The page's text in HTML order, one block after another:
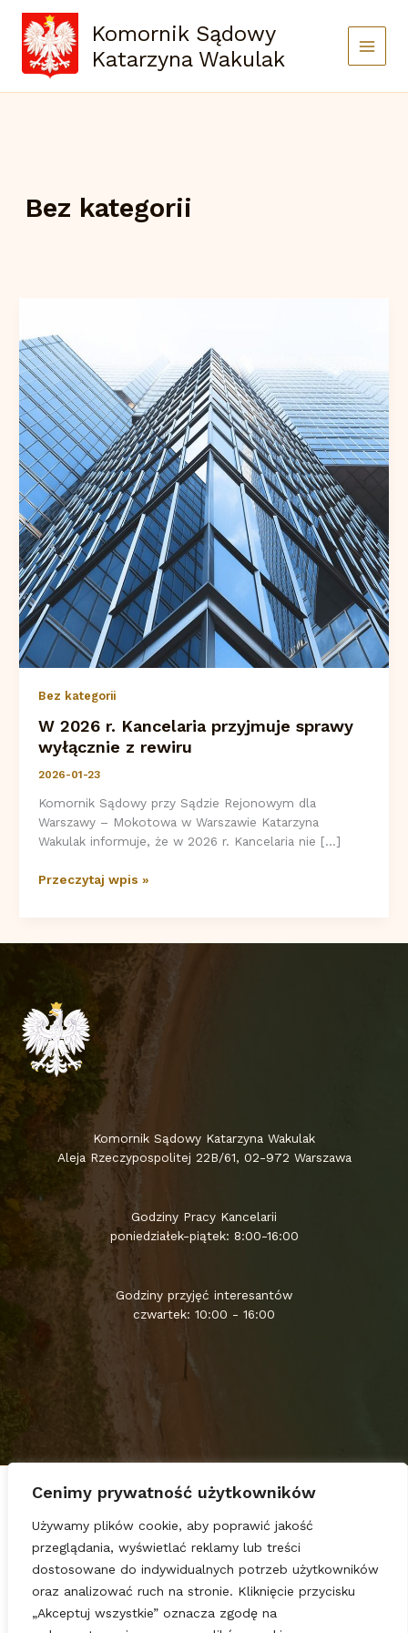
Cenimy prywatność użytkowników
Używamy plików cookie, aby poprawić jakość
przeglądania, wyświetlać reklamy lub treści
dostosowane do indywidualnych potrzeb użytkowników
oraz analizować ruch na stronie. Kliknięcie przycisku
„Akceptuj wszystkie” oznacza zgodę na
treści
Komornik Sądowy
Katarzyna Wakulak
Bez kategorii
Bez kategorii
W 2026 r. Kancelaria przyjmuje sprawy
wyłącznie z rewiru
2026-01-23
Komornik Sądowy przy Sądzie Rejonowym dla
Warszawy – Mokotowa w Warszawie Katarzyna
Wakulak informuje, że w 2026 r. Kancelaria nie […]
W
wyłącznie
z
rewiru
Przeczytaj wpis »
Komornik Sądowy Katarzyna Wakulak
Aleja Rzeczypospolitej 22B/61, 02-972 Warszawa
Godziny Pracy Kancelarii
poniedziałek-piątek: 8:00-16:00
Godziny przyjęć interesantów
czwartek: 10:00 - 16:00
Strona główna
Kancelaria
Czynności
Aktualności
Kontakt